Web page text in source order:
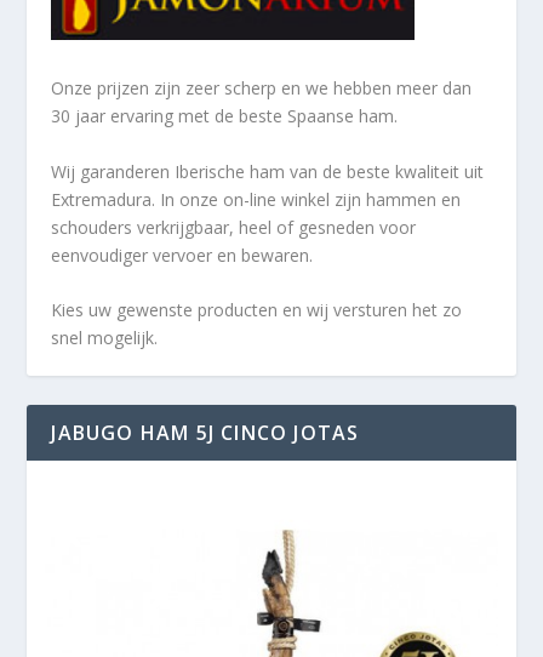
Onze prijzen zijn zeer scherp en we hebben meer dan
30 jaar ervaring met de beste Spaanse ham.
Wij garanderen Iberische ham van de beste kwaliteit uit
Extremadura. In onze on-line winkel zijn hammen en
schouders verkrijgbaar, heel of gesneden voor
eenvoudiger vervoer en bewaren.
Kies uw gewenste producten en wij versturen het zo
snel mogelijk.
JABUGO HAM 5J CINCO JOTAS